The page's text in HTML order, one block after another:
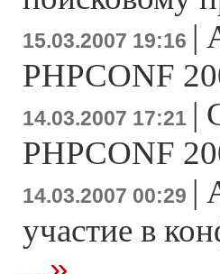
15.03.2007 19:16 |
PHPCONF
14.03.2007 17:21 |
PHPCONF
14.03.2007 00:29 |
участие в